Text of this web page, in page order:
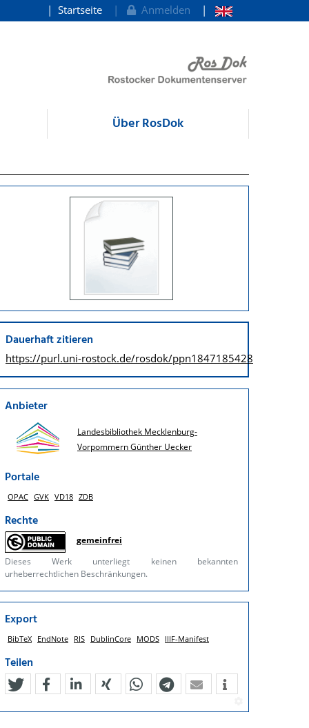
Startseite Anmelden
Über RosDok
Dauerhaft zitieren
https://purl.uni-rostock.de/rosdok/ppn1847185428
Anbieter
Landesbibliothek Mecklenburg-
Vorpommern Günther Uecker
Portale
OPAC GVK VD18 ZDB
Rechte
gemeinfrei
Dieses Werk unterliegt keinen bekannten
urheberrechtlichen Beschränkungen.
Export
BibTeX EndNote RIS DublinCore MODS IIIF-Manifest
Teilen